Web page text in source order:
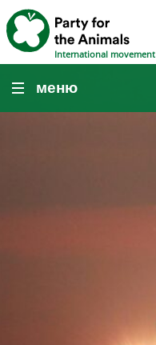
International movement
меню